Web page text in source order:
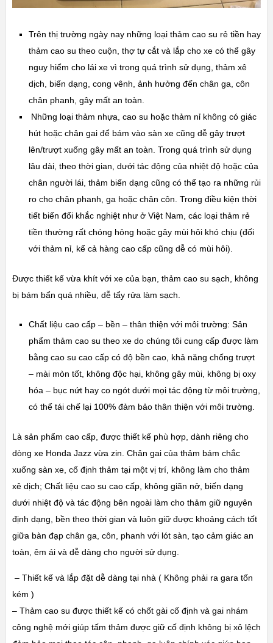
Trên thị trường ngày nay những loại thảm cao su rẻ tiền hay
thảm cao su theo cuộn, thợ tự cắt và lắp cho xe có thể gây
nguy hiểm cho lái xe vì trong quá trình sử dụng, thảm xê
dịch, biến dạng, cong vênh, ảnh hưởng đến chân ga, côn
chân phanh, gây mất an toàn.
Những loại thảm nhựa, cao su hoặc thảm nỉ không có giác
hút hoặc chân gai để bám vào sàn xe cũng dễ gây trượt
lên/trượt xuống gây mất an toàn. Trong quá trình sử dụng
lâu dài, theo thời gian, dưới tác động của nhiệt độ hoặc của
chân người lái, thảm biến dạng cũng có thể tạo ra những rủi
ro cho chân phanh, ga hoặcchân côn. Trong điều kiện thời
tiết biến đổi khắc nghiệt như ở Việt Nam, các loại thảm rẻ
tiền thường rất chóng hỏng hoặc gây mùi hôi khó chịu (đối
với thảm nỉ, kể cả hàng cao cấp cũng dễ có mùi hôi).
Được thiết kế vừa khít với xe của bạn, thảm cao su sạch, không
bị bám bẩn quá nhiều, dễ tẩy rửa làm sạch.
Chất liệu cao cấp – bền – thân thiện với môi trường: Sản
phẩm thảm cao su theo xe do chúng tôi cung cấp được làm
bằng cao su cao cấp có độ bền cao, khả năng chống trượt
– mài mòn tốt, không độc hại, không gây mùi, không bị oxy
hóa – bục nứt hay co ngót dưới mọi tác động từ môi trường,
có thể tái chế lại 100% đảm bảo thân thiện với môi trường.
Là sản phẩm cao cấp, được thiết kế phù hợp, dành riêng cho
dòng xe Honda Jazzvừa zin. Chân gai của thảm bám chắc
xuống sàn xe, cố định thảm tại một vị trí, không làm cho thảm
xê dịch; Chất liệu cao su cao cấp, không giãn nở, biến dạng
dưới nhiệt độ và tác động bên ngoài làm cho thảm giữ nguyên
định dạng, bền theo thời gian và luôn giữ được khoảng cách tốt
giữa bàn đạp chân ga, côn, phanh với lót sàn, tạo cảm giác an
toàn, êm ái và dễ dàng cho người sử dụng.
– Thiết kế và lắp đặt dễ dàng tại nhà ( Không phải ra gara tốn
kém )
– Thảm cao su được thiết kế có chốt gài cố định và gai nhám
công nghệ mới giúp tấm thảm được giữ cố định không bị xô lệch